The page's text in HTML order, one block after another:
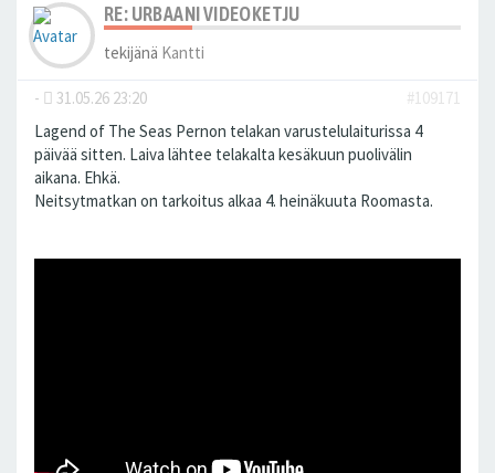
RE: URBAANI VIDEOKETJU
tekijänä Kantti
- 31.05.26 23:20
#109171
Lagend of The Seas Pernon telakan varustelulaiturissa 4
päivää sitten. Laiva lähtee telakalta kesäkuun puolivälin
aikana. Ehkä.
Neitsytmatkan on tarkoitus alkaa 4. heinäkuuta Roomasta.